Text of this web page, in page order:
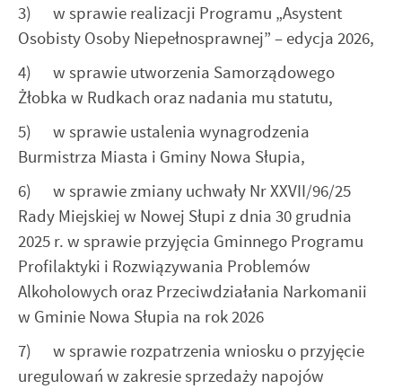
3) w sprawie realizacji Programu „Asystent
Osobisty Osoby Niepełnosprawnej” – edycja 2026,
4) w sprawie utworzenia Samorządowego
Żłobka w Rudkach oraz nadania mu statutu,
5) w sprawie ustalenia wynagrodzenia
Burmistrza Miasta i Gminy Nowa Słupia,
6) w sprawie zmiany uchwały Nr XXVII/96/25
Rady Miejskiej w Nowej Słupi z dnia 30 grudnia
2025 r. w sprawie przyjęcia Gminnego Programu
Profilaktyki i Rozwiązywania Problemów
Alkoholowych oraz Przeciwdziałania Narkomanii
w Gminie Nowa Słupia na rok 2026
7) w sprawie rozpatrzenia wniosku o przyjęcie
uregulowań w zakresie sprzedaży napojów